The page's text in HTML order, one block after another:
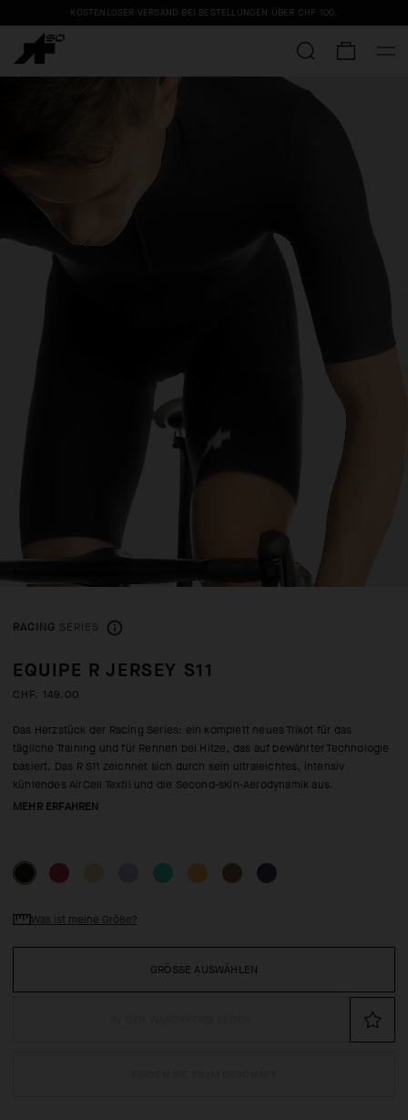
KOSTENLOSER VERSAND BEI BESTELLUNGEN ÜBER CHF 100.
RACING SERIES
EQUIPE R JERSEY S11
CHF. 149.00
Das Herzstück der Racing Series: ein komplett neues Trikot für das
tägliche Training und für Rennen bei Hitze, das auf bewährter Technologie
basiert. Das R S11 zeichnet sich durch sein ultraleichtes, intensiv
kühlendes AirCell Textil und die Second-skin-Aerodynamik aus.
MEHR ERFAHREN
GRÖSSE AUSWÄHLEN
Was ist meine Größe?